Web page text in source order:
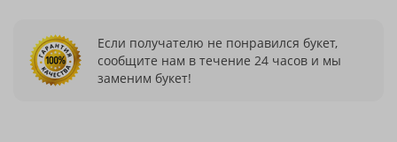
Если получателю не понравился букет,
сообщите нам в течение 24 часов и мы
заменим букет!